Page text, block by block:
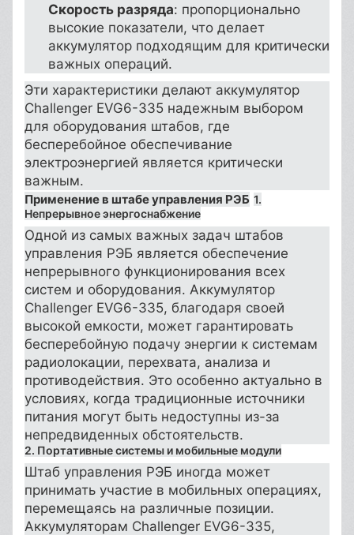
Скорость разряда: пропорционально
высокие показатели, что делает
аккумулятор подходящим для критически
важных операций.
Эти характеристики делают аккумулятор
Challenger EVG6-335 надежным выбором
для оборудования штабов, где
бесперебойное обеспечивание
электроэнергией является критически
важным.
Применение в штабе управления РЭБ 1.
Непрерывное энергоснабжение
Одной из самых важных задач штабов
управления РЭБ является обеспечение
непрерывного функционирования всех
систем и оборудования. Аккумулятор
Challenger EVG6-335, благодаря своей
высокой емкости, может гарантировать
бесперебойную подачу энергии к системам
радиолокации, перехвата, анализа и
противодействия. Это особенно актуально в
условиях, когда традиционные источники
питания могут быть недоступны из-за
непредвиденных обстоятельств.
2. Портативные системы и мобильные модули
Штаб управления РЭБ иногда может
принимать участие в мобильных операциях,
перемещаясь на различные позиции.
Аккумуляторам Challenger EVG6-335,